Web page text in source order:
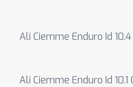
Ali Ciemme Enduro Id
Ali Ciemme Enduro Id 10.1